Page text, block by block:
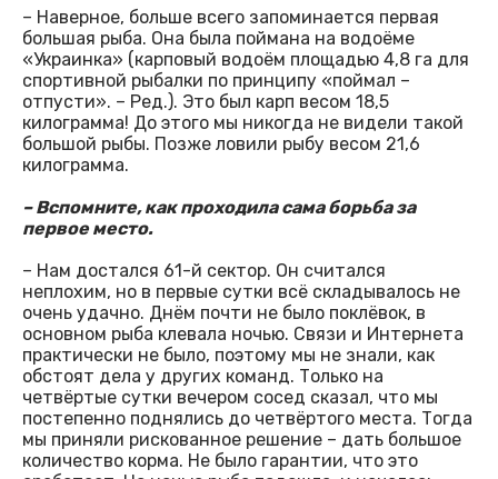
– Наверное, больше всего запоминается первая
большая рыба. Она была поймана на водоёме
«Украинка» (карповый водоём площадью 4,8 га для
спортивной рыбалки по принципу «поймал –
отпусти». – Ред.). Это был карп весом 18,5
килограмма! До этого мы никогда не видели такой
большой рыбы. Позже ловили рыбу весом 21,6
килограмма.
– Вспомните, как проходила сама борьба за
первое место.
– Нам достался 61-й сектор. Он считался
неплохим, но в первые сутки всё складывалось не
очень удачно. Днём почти не было поклёвок, в
основном рыба клевала ночью. Связи и Интернета
практически не было, поэтому мы не знали, как
обстоят дела у других команд. Только на
четвёртые сутки вечером сосед сказал, что мы
постепенно поднялись до четвёртого места. Тогда
мы приняли рискованное решение – дать большое
количество корма. Не было гарантии, что это